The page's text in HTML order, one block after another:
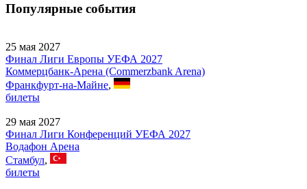
Популярные события
25 мая 2027
Финал Лиги Европы УЕФА 2027
Коммерцбанк-Арена (Commerzbank Arena)
Франкфурт-на-Майне,
билеты
29 мая 2027
Финал Лиги Конференций УЕФА 2027
Водафон Арена
Стамбул,
билеты